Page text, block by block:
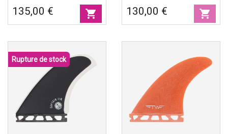
135,00 € shopping_cart 130,00 € shopping_cart
Rupture de stock